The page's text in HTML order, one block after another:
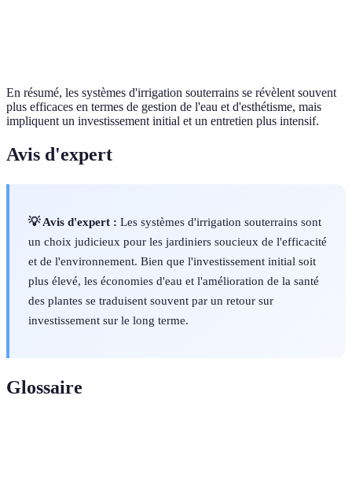
En résumé, les systèmes d'irrigation souterrains se révèlent souvent
plus efficaces en termes de gestion de l'eau et d'esthétisme, mais
impliquent un investissement initial et un entretien plus intensif.
Avis d'expert
💡 Avis d'expert : Les systèmes d'irrigation souterrains sont
un choix judicieux pour les jardiniers soucieux de l'efficacité
et de l'environnement. Bien que l'investissement initial soit
plus élevé, les économies d'eau et l'amélioration de la santé
des plantes se traduisent souvent par un retour sur
investissement sur le long terme.
Glossaire